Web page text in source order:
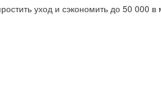
уход и сэкономить до 50 000 в